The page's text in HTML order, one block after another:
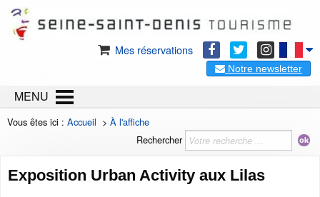
Mes réservations
Notre newsletter
MENU
Vous êtes ici : Accueil > À l'affiche
Rechercher
Exposition Urban Activity aux Lilas